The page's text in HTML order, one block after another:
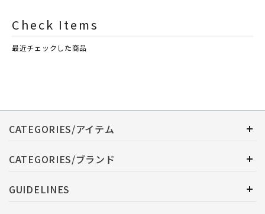
Check Items
最近チェックした商品
CATEGORIES/アイテム
CATEGORIES/ブランド
GUIDELINES